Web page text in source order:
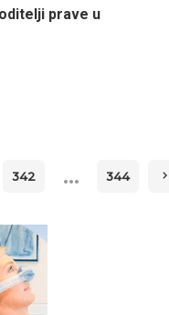
prave u
342 … 344